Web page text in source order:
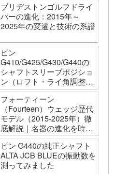
ブリヂストンゴルフドライ
バーの進化：2015年～
2025年の変遷と技術の系譜
ピン
G410/G425/G430/G440の
シャフトスリーブポジショ
ン（ロフト・ライ角調整機
能）について
フォーティーン
（Fourteen）ウェッジ歴代
モデル（2015-2025年）徹
底解説｜名器の進化を時系
列で辿る
ピン G440の純正シャフト
ALTA JCB BLUEの振動数を
測ってみました